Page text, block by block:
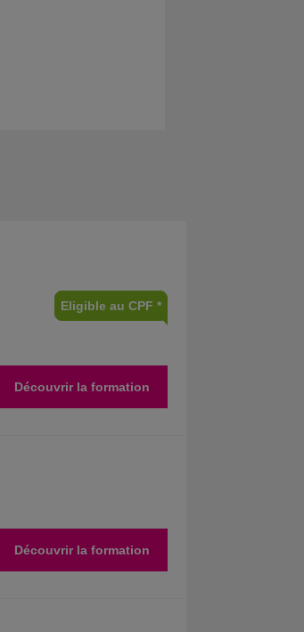
Eligible au CPF *
Découvrir la formation
Découvrir la formation